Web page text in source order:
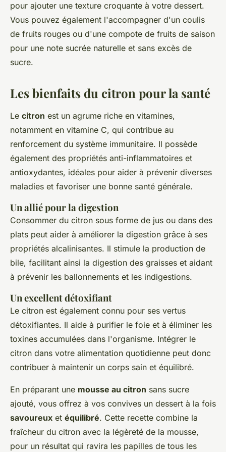
pour ajouter une texture croquante à votre dessert.
Vous pouvez également l'accompagner d'un coulis
de fruits rouges ou d'une compote de fruits de saison
pour une note sucrée naturelle et sans excès de
sucre.
Les bienfaits du citron pour la santé
Le citron est un agrume riche en vitamines,
notamment en vitamine C, qui contribue au
renforcement du système immunitaire. Il possède
également des propriétés anti-inflammatoires et
antioxydantes, idéales pour aider à prévenir diverses
maladies et favoriser une bonne santé générale.
Un allié pour la digestion
Consommer du citron sous forme de jus ou dans des
plats peut aider à améliorer la digestion grâce à ses
propriétés alcalinisantes. Il stimule la production de
bile, facilitant ainsi la digestion des graisses et aidant
à prévenir les ballonnements et les indigestions.
Un excellent détoxifiant
Le citron est également connu pour ses vertus
détoxifiantes. Il aide à purifier le foie et à éliminer les
toxines accumulées dans l'organisme. Intégrer le
citron dans votre alimentation quotidienne peut donc
contribuer à maintenir un corps sain et équilibré.
En préparant une mousse au citron sans sucre
ajouté, vous offrez à vos convives un dessert à la fois
savoureux et équilibré. Cette recette combine la
fraîcheur du citron avec la légèreté de la mousse,
pour un résultat qui ravira les papilles de tous les